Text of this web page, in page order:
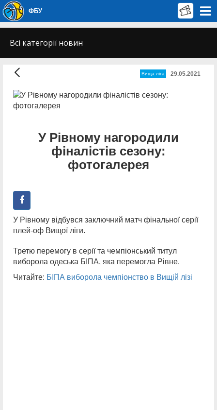
ФБУ
Всі категорії новин
Вища лiга 29.05.2021
У Рівному нагородили
фіналістів сезону:
фотогалерея
У Рівному відбувся заключний матч фінальної серії
плей-оф Вищої ліги.
Третю перемогу в серії та чемпіонський титул
виборола одеська БІПА, яка перемогла Рівне.
Читайте: БІПА виборола чемпіонство в Вищій лізі